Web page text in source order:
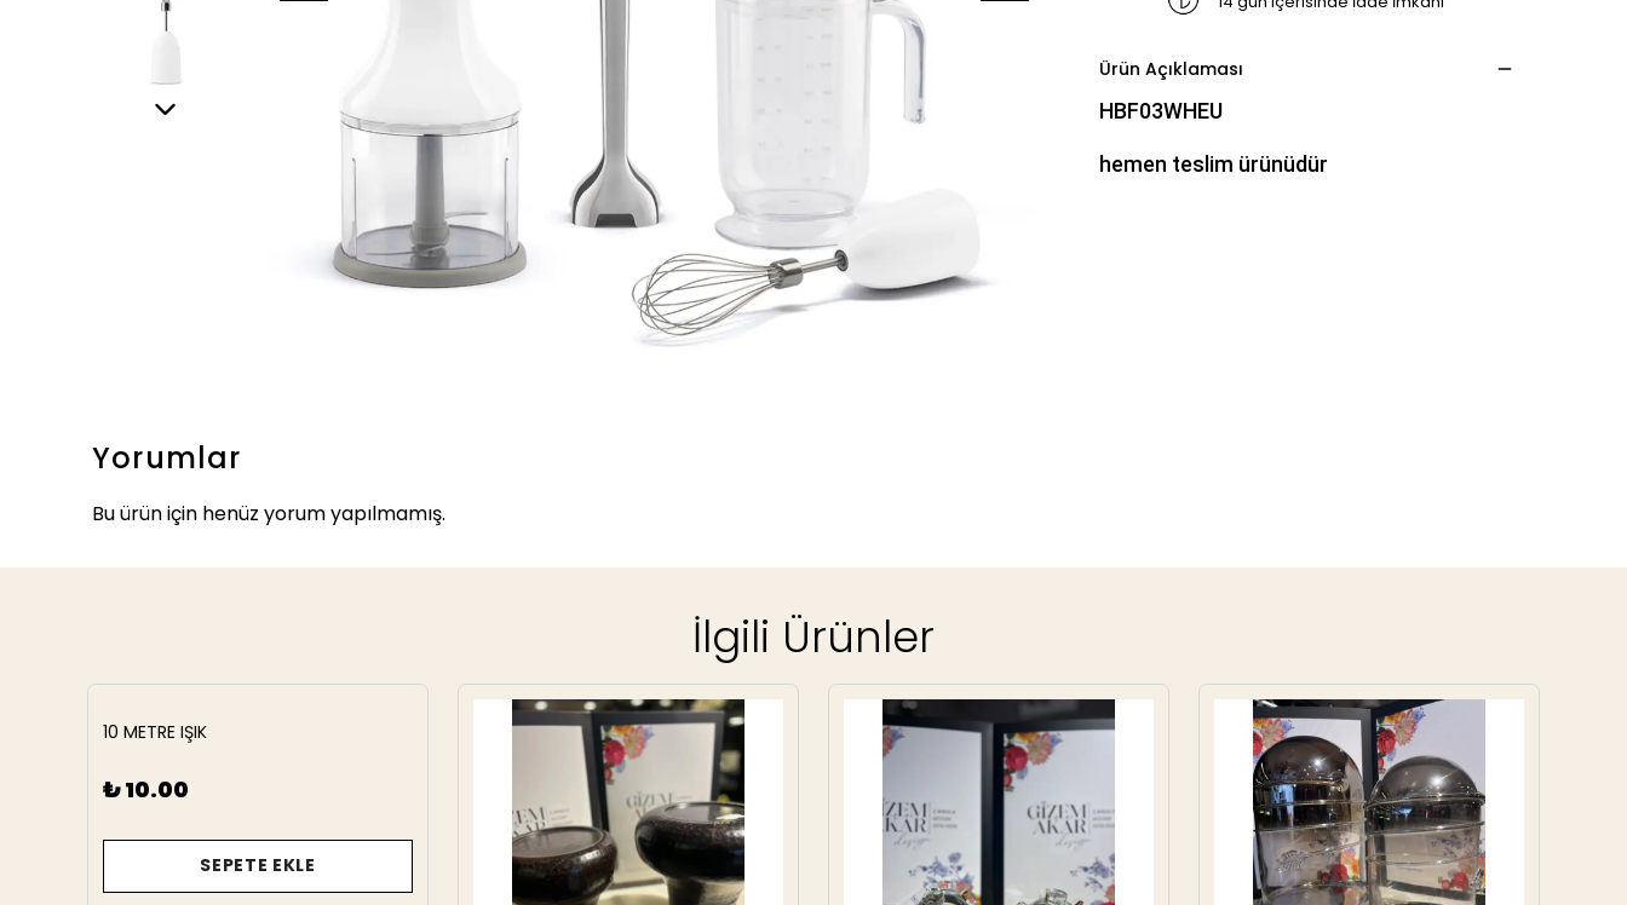
Ürün Açıklaması
HBF03WHEU
hemen teslim ürünüdür
Yorumlar
Bu ürün için henüz yorum yapılmamış.
İlgili Ürünler
10 METRE IŞIK
₺ 10.00
SEPETE EKLE